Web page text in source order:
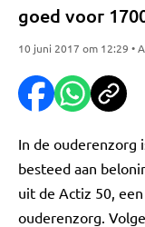
goed voor
10 juni 2017 om 12:29 •
In de ouderenzorg
besteed aan
uit de Actiz 50,
ouderenzorg.